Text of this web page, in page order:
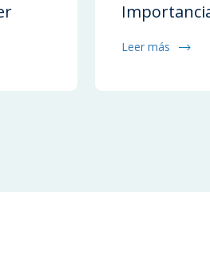
Leer más